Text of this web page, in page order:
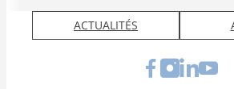
ACTUALITÉS